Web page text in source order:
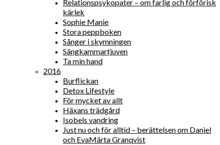
Relationspsykopater – om farlig och förförisk
kärlek
Sophie Manie
Stora peppboken
Sånger i skymningen
Sängkammartjuven
Ta min hand
2016
Burflickan
Detox Lifestyle
För mycket av allt
Häxans trädgård
Isobels vandring
Just nu och för alltid – berättelsen om Daniel
och EvaMärta Granqvist